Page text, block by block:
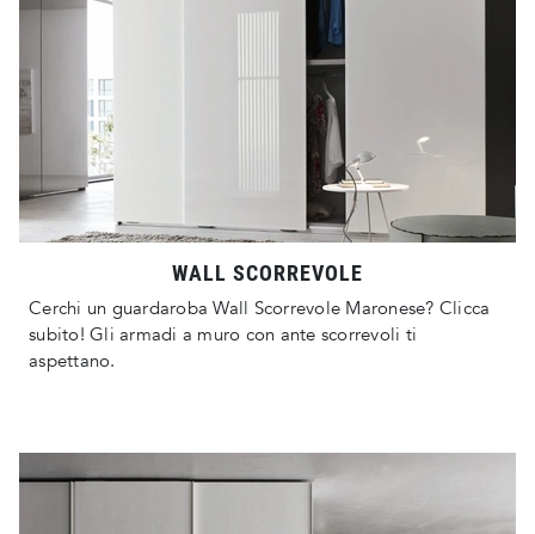
WALL SCORREVOLE
Cerchi un guardaroba Wall Scorrevole Maronese? Clicca
subito! Gli armadi a muro con ante scorrevoli ti
aspettano.